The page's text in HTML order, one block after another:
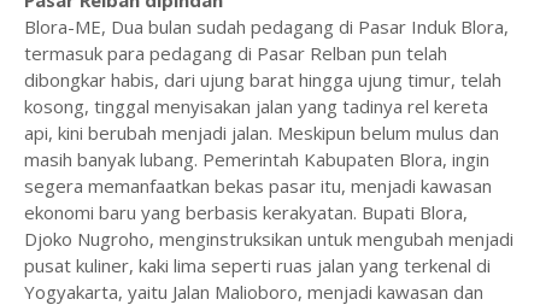
Blora-ME, Dua bulan sudah pedagang di Pasar Induk Blora,
termasuk para pedagang di Pasar Relban pun telah
dibongkar habis, dari ujung barat hingga ujung timur, telah
kosong, tinggal menyisakan jalan yang tadinya rel kereta
api, kini berubah menjadi jalan. Meskipun belum mulus dan
masih banyak lubang. Pemerintah Kabupaten Blora, ingin
segera memanfaatkan bekas pasar itu, menjadi kawasan
ekonomi baru yang berbasis kerakyatan. Bupati Blora,
Djoko Nugroho, menginstruksikan untuk mengubah menjadi
pusat kuliner, kaki lima seperti ruas jalan yang terkenal di
Yogyakarta, yaitu Jalan Malioboro, menjadi kawasan dan